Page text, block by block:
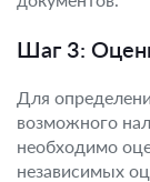
Шаг 3:
Для
возможного
необходимо
независимых